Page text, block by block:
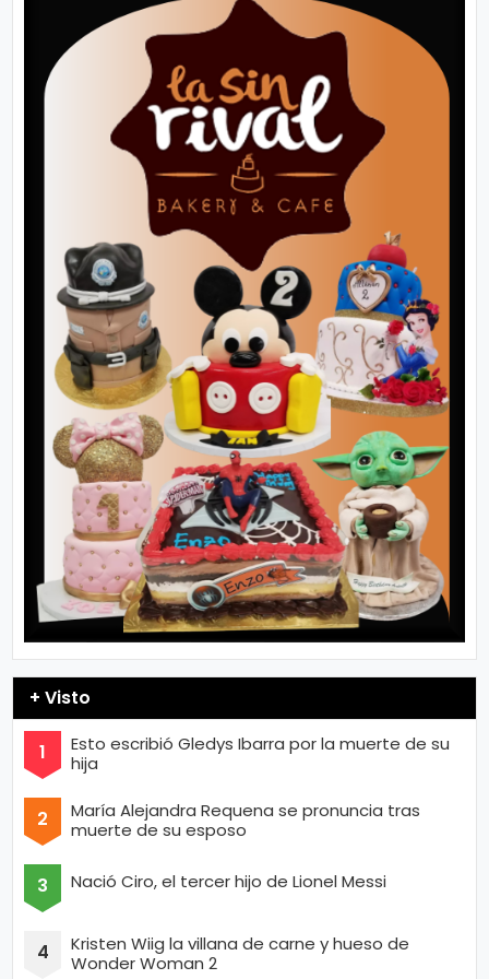
+ Visto
Esto escribió Gledys Ibarra por la muerte de su
hija
María Alejandra Requena se pronuncia tras
muerte de su esposo
Nació Ciro, el tercer hijo de Lionel Messi
Kristen Wiig la villana de carne y hueso de
Wonder Woman 2